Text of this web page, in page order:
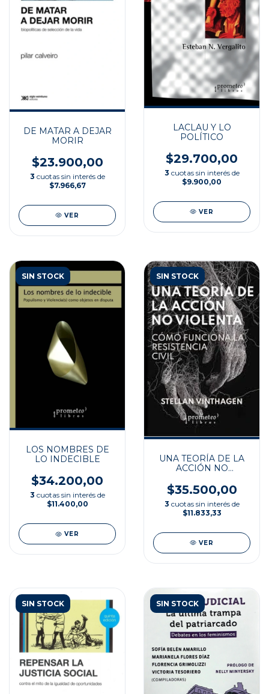
DE MATAR A DEJAR
MORIR
$23.900,00
3 cuotas sin interés de
$7.966,67
VER
LACLAU Y LO
POLÍTICO
$29.700,00
3 cuotas sin interés de
$9.900,00
VER
SIN STOCK
LOS NOMBRES DE
LO INDECIBLE
$34.200,00
3 cuotas sin interés de
$11.400,00
VER
SIN STOCK
UNA TEORÍA DE LA
ACCIÓN NO
$35.500,00
3 cuotas sin interés de
$11.833,33
VER
SIN STOCK SIN STOCK